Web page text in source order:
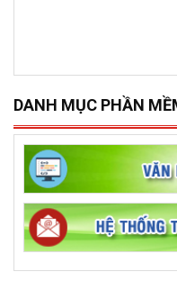
DANH MỤC PHẦN